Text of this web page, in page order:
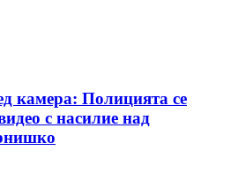
камера: Полицията се
с насилие над